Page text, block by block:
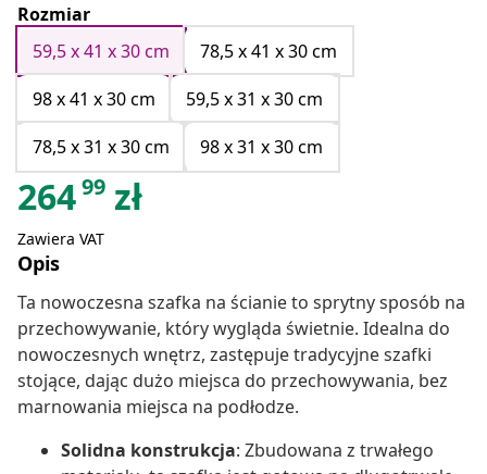
Rozmiar
59,5 x 41 x 30 cm
78,5 x 41 x 30 cm
98 x 41 x 30 cm
59,5 x 31 x 30 cm
78,5 x 31 x 30 cm
98 x 31 x 30 cm
26499 zł
Zawiera VAT
Opis
Ta nowoczesna szafka na ścianie to sprytny sposób na
przechowywanie, który wygląda świetnie. Idealna do
nowoczesnych wnętrz, zastępuje tradycyjne szafki
stojące, dając dużo miejsca do przechowywania, bez
marnowania miejsca na podłodze.
Solidna konstrukcja: Zbudowana z trwałego